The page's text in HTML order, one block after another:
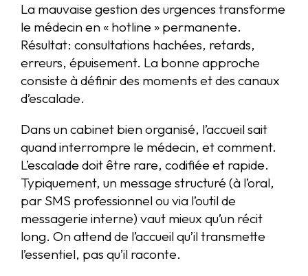
La mauvaise gestion des urgences transforme
le médecin en « hotline » permanente.
Résultat: consultations hachées, retards,
erreurs, épuisement. La bonne approche
consiste à définir des moments et des canaux
d’escalade.
Dans un cabinet bien organisé, l’accueil sait
quand interrompre le médecin, et comment.
L’escalade doit être rare, codifiée et rapide.
Typiquement, un message structuré (à l’oral,
par SMS professionnel ou via l’outil de
messagerie interne) vaut mieux qu’un récit
long. On attend de l’accueil qu’il transmette
l’essentiel, pas qu’il raconte.